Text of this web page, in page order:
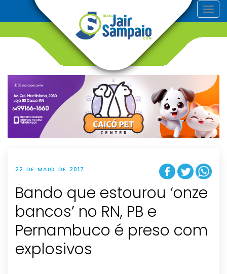
T
o
v
g
t
i
o
n
22 DE MAIO DE 2017
Bando que estourou ‘onze
bancos’ no RN, PB e
Pernambuco é preso com
explosivos